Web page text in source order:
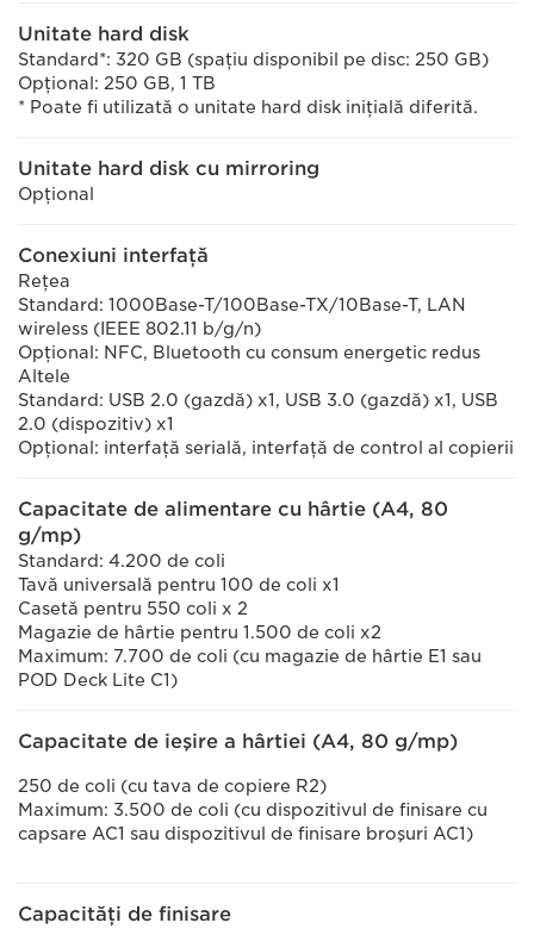
Unitate hard disk
Standard*: 320 GB (spaţiu disponibil pe disc: 250 GB)
Opţional: 250 GB, 1 TB
* Poate fi utilizată o unitate hard disk iniţială diferită.
Unitate hard disk cu mirroring
Opţional
Conexiuni interfaţă
Reţea
Standard: 1000Base-T/100Base-TX/10Base-T, LAN
wireless (IEEE 802.11 b/g/n)
Opţional: NFC, Bluetooth cu consum energetic redus
Altele
Standard: USB 2.0 (gazdă) x1, USB 3.0 (gazdă) x1, USB
2.0 (dispozitiv) x1
Opţional: interfaţă serială, interfaţă de control al copierii
Capacitate de alimentare cu hârtie (A4, 80
g/mp)
Standard: 4.200 de coli
Tavă universală pentru 100 de coli x1
Casetă pentru 550 coli x 2
Magazie de hârtie pentru 1.500 de coli x2
Maximum: 7.700 de coli (cu magazie de hârtie E1 sau
POD Deck Lite C1)
Capacitate de ieşire a hârtiei (A4, 80 g/mp)
250 de coli (cu tava de copiere R2)
Maximum: 3.500 de coli (cu dispozitivul de finisare cu
capsare AC1 sau dispozitivul de finisare broşuri AC1)
Capacităţi de finisare